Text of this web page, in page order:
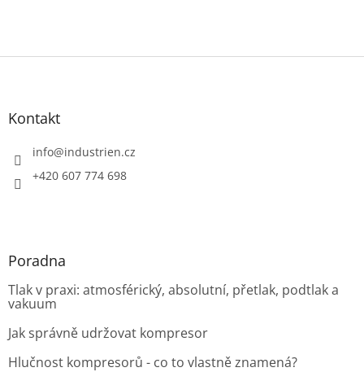
Z
Kontakt
info@industrien.cz
+420 607 774 698
Poradna
Tlak v praxi: atmosférický, absolutní, přetlak, podtlak a
vakuum
Jak správně udržovat kompresor
Hlučnost kompresorů - co to vlastně znamená?